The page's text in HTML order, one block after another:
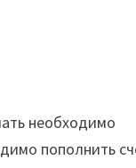
необходимо
пополнить